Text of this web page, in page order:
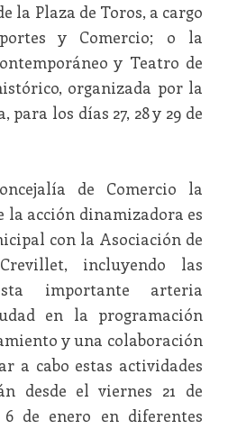
la Plaza de Toros, a cargo
y Comercio; o la
y Teatro de
organizada por la
los días 27, 28 y 29 de
de Comercio la
la acción dinamizadora es
con la Asociación de
incluyendo las
importante arteria
en la programación
y una colaboración
a cabo estas actividades
desde el viernes 21 de
de enero en diferentes